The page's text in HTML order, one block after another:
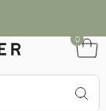
0